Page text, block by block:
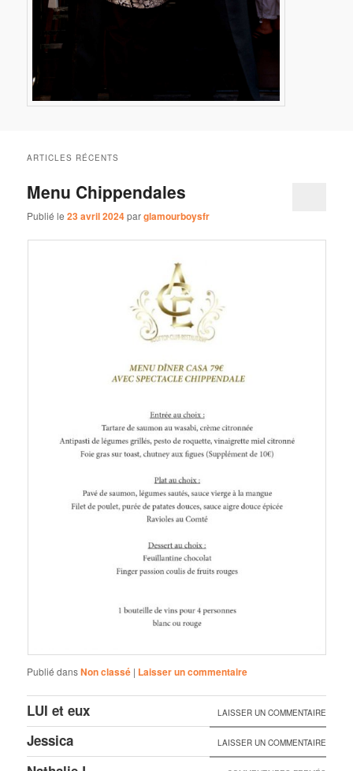
ARTICLES RÉCENTS
Menu Chippendales
Publié le23 avril 2024parglamourboysfr
Publié dansNon classé | Laisser un commentaire
LUI et eux LAISSER UN COMMENTAIRE
Jessica LAISSER UN COMMENTAIRE